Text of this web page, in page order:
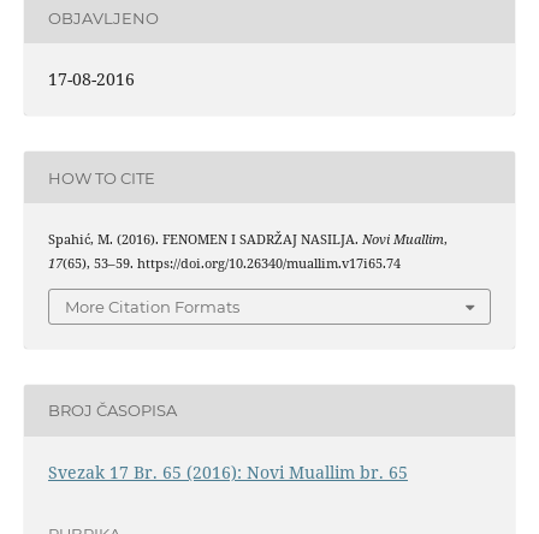
OBJAVLJENO
17-08-2016
HOW TO CITE
Spahić, M. (2016). FENOMEN I SADRŽAJ NASILJA. Novi Muallim,
17(65), 53–59. https://doi.org/10.26340/muallim.v17i65.74
More Citation Formats
BROJ ČASOPISA
Svezak 17 Br. 65 (2016): Novi Muallim br. 65